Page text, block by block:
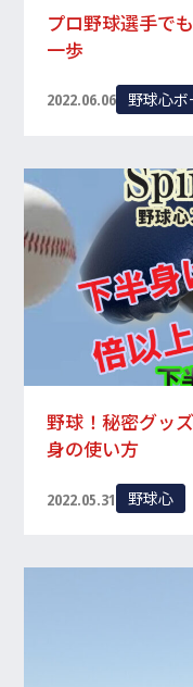
プロ野球選手で
一歩
2022.06.06 野球心ボ
野球！秘密グッ
身の使い方
2022.05.31 野球心